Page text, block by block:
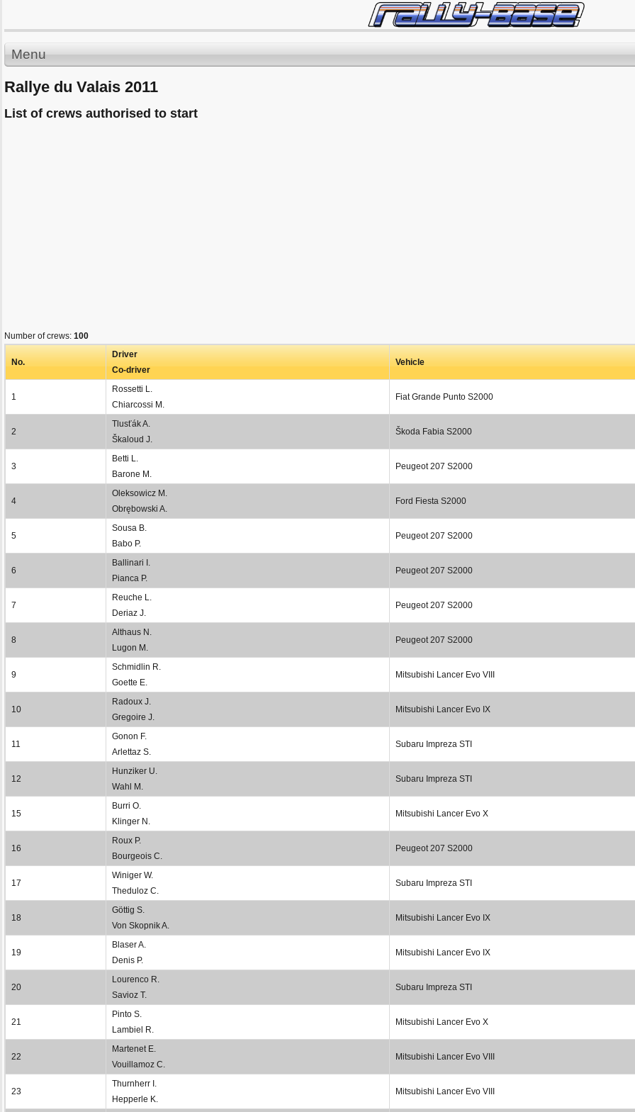
Menu
Rallye du Valais 2011
List of crews authorised to start
Number of crews: 100
No.
Driver
Co-driver
Vehicle
1
Rossetti L.
Chiarcossi M.
Fiat Grande Punto S2000
2
Tlusťák A.
Škaloud J.
Škoda Fabia S2000
3
Betti L.
Barone M.
Peugeot 207 S2000
4
Oleksowicz M.
Obrębowski A.
Ford Fiesta S2000
5
Sousa B.
Babo P.
Peugeot 207 S2000
6
Ballinari I.
Pianca P.
Peugeot 207 S2000
7
Reuche L.
Deriaz J.
Peugeot 207 S2000
8
Althaus N.
Lugon M.
Peugeot 207 S2000
9
Schmidlin R.
Goette E.
Mitsubishi Lancer Evo VIII
10
Radoux J.
Gregoire J.
Mitsubishi Lancer Evo IX
11
Gonon F.
Arlettaz S.
Subaru Impreza STI
12
Hunziker U.
Wahl M.
Subaru Impreza STI
15
Burri O.
Klinger N.
Mitsubishi Lancer Evo X
16
Roux P.
Bourgeois C.
Peugeot 207 S2000
17
Winiger W.
Theduloz C.
Subaru Impreza STI
18
Göttig S.
Von Skopnik A.
Mitsubishi Lancer Evo IX
19
Blaser A.
Denis P.
Mitsubishi Lancer Evo IX
20
Lourenco R.
Savioz T.
Subaru Impreza STI
21
Pinto S.
Lambiel R.
Mitsubishi Lancer Evo X
22
Martenet E.
Vouillamoz C.
Mitsubishi Lancer Evo VIII
23
Thurnherr I.
Hepperle K.
Mitsubishi Lancer Evo VIII